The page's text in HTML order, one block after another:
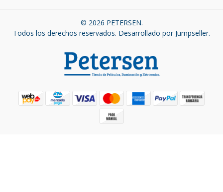
© 2026 PETERSEN.
Todos los derechos reservados. Desarrollado por Jumpseller.